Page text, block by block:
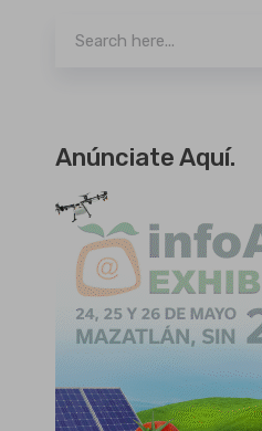
Anúnciate Aquí.